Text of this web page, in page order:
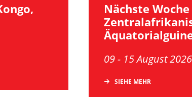
Nächste
09 - 15 August 2026
SIEHE MEHR